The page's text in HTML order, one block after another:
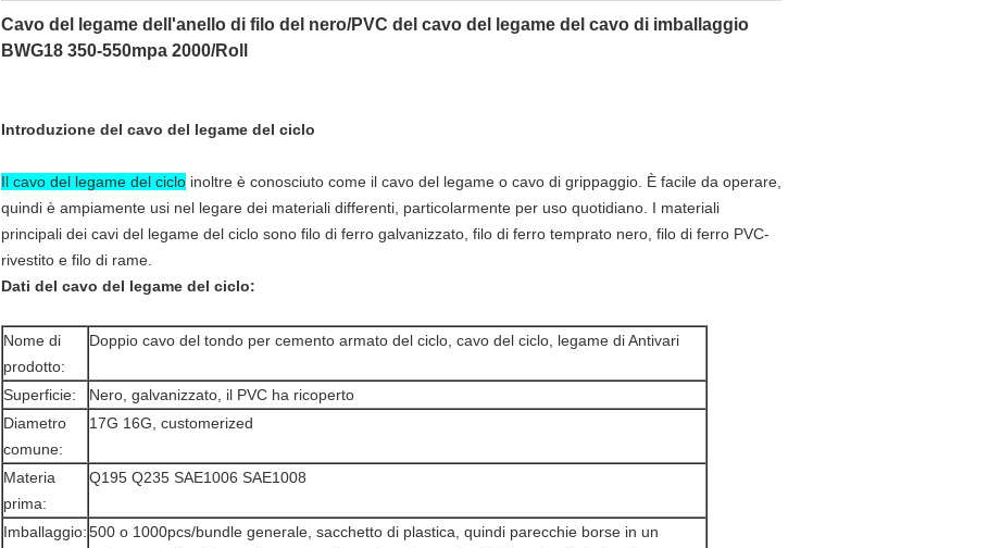
Cavo del legame dell'anello di filo del nero/PVC del cavo del legame del cavo di imballaggio
BWG18 350-550mpa 2000/Roll
Introduzione del cavo del legame del ciclo
Il cavo del legame del ciclo inoltre è conosciuto come il cavo del legame o cavo di grippaggio. È facile da operare,
quindi è ampiamente usi nel legare dei materiali differenti, particolarmente per uso quotidiano. I materiali
principali dei cavi del legame del ciclo sono filo di ferro galvanizzato, filo di ferro temprato nero, filo di ferro PVC-
rivestito e filo di rame.
Dati del cavo del legame del ciclo:
Nome di
prodotto:
Doppio cavo del tondo per cemento armato del ciclo, cavo del ciclo, legame di Antivari
Superficie:
Nero, galvanizzato, il PVC ha ricoperto
Diametro
comune:
17G 16G, customerized
Materia
prima:
Q195 Q235 SAE1006 SAE1008
Imballaggio:500 o 1000pcs/bundle generale, sacchetto di plastica, quindi parecchie borse in un